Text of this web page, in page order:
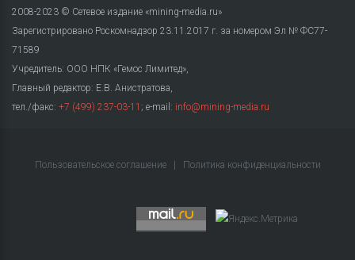
2008-2023 © Сетевое издание «mining-media.ru»
Зарегистрировано Роскомнадзор 23.11.2017 г. за номером Эл № ФС77-
71589
Учредитель: ООО НПК «Гемос Лимитед»,
Главный редактор: Е.В. Анистратова,
тел./факс: +7 (499) 237-03-11 ; e-mail: info@mining-media.ru
Пользовательское соглашение Политика конфиденциальности